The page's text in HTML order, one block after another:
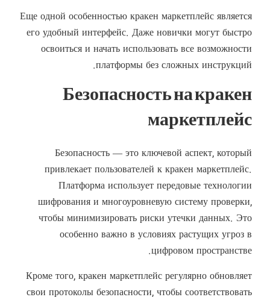
Еще одной особенностью кракен маркетплейс является
его удобный интерфейс. Даже новички могут быстро
освоиться и начать использовать все возможности
платформы без сложных инструкций.
Безопасность на кракен
маркетплейс
Безопасность — это ключевой аспект, который
привлекает пользователей к кракен маркетплейс.
Платформа использует передовые технологии
шифрования и многоуровневую систему проверки,
чтобы минимизировать риски утечки данных. Это
особенно важно в условиях растущих угроз в
цифровом пространстве.
Кроме того, кракен маркетплейс регулярно обновляет
свои протоколы безопасности, чтобы соответствовать